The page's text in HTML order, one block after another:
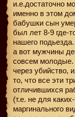
и.е.достаточно
именно в этом
бабушки сын
был лет 8-9 где-
нашего
а вот мужчины
совсем молодые.
через убийство,
то, что все эти
отличившихся
(т.е. не для
маргинального